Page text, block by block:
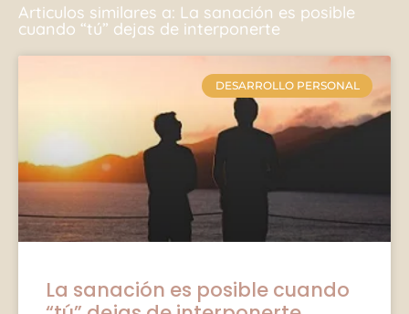
Articulos similares a: La sanación es posible
cuando “tú” dejas de interponerte
DESARROLLO PERSONAL
La sanación es posible cuando